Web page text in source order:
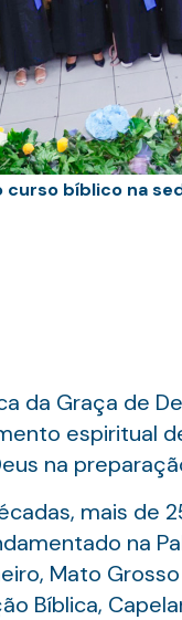
bíblico na
da Graça de
espiritual
na
mais de
na
Mato
Bíblica,